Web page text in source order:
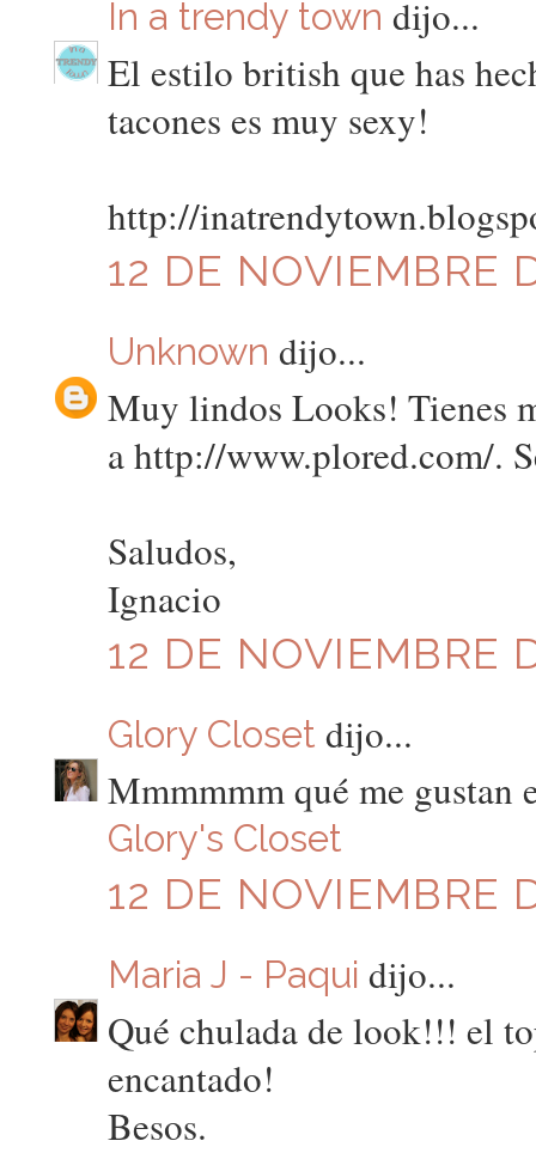
In a trendy town dijo...
El estilo british que has
tacones es muy sexy!
http://
12 DE NOVIEMBRE
Unknown dijo...
Muy lindos Looks! Tienes
a http://www.plored.com/.
Saludos,
Ignacio
12 DE NOVIEMBRE
Glory Closet dijo...
Mmmmmm qué me gustan
Glory's Closet
12 DE NOVIEMBRE
Maria J - Paqui dijo...
Qué chulada de look!!! el
encantado!
Besos.